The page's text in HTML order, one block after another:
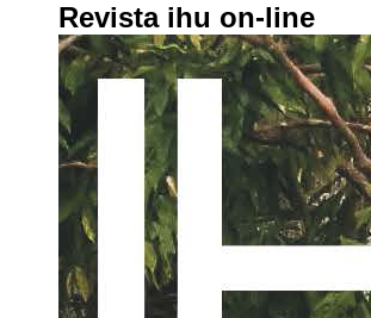
Revista ihu on-line